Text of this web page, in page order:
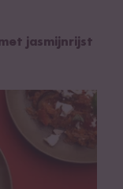
jasmijnrijst